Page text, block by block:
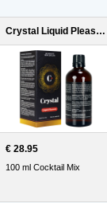
Crystal Liquid Pleasure
€ 28.95
100 ml Cocktail Mix